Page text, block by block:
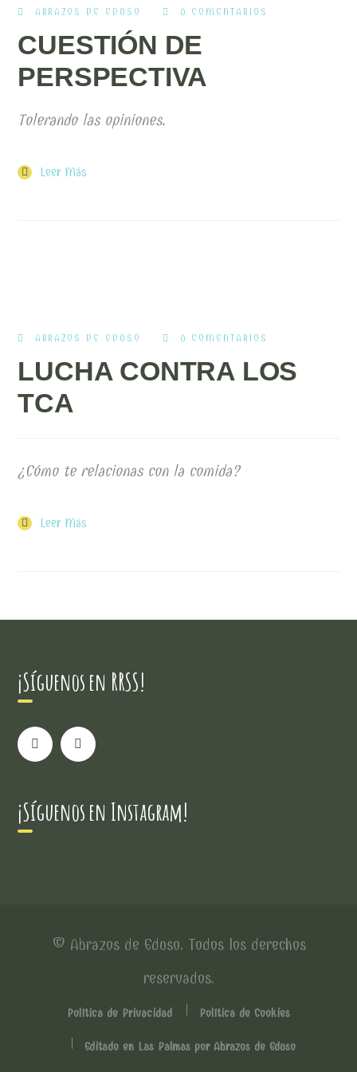
ABRAZOS DE EDUSO 0 COMENTARIOS
CUESTIÓN DE
PERSPECTIVA
Tolerando las opiniones.
Leer Más
ABRAZOS DE EDUSO 0 COMENTARIOS
LUCHA CONTRA LOS
TCA
¿Cómo te relacionas con la comida?
Leer Más
¡Síguenos en RRSS!
¡Síguenos en Instagram!
© Abrazos de Eduso. Todos los derechos
reservados.
Política de Privacidad Política de Cookies
Editado en Las Palmas por Abrazos de Eduso